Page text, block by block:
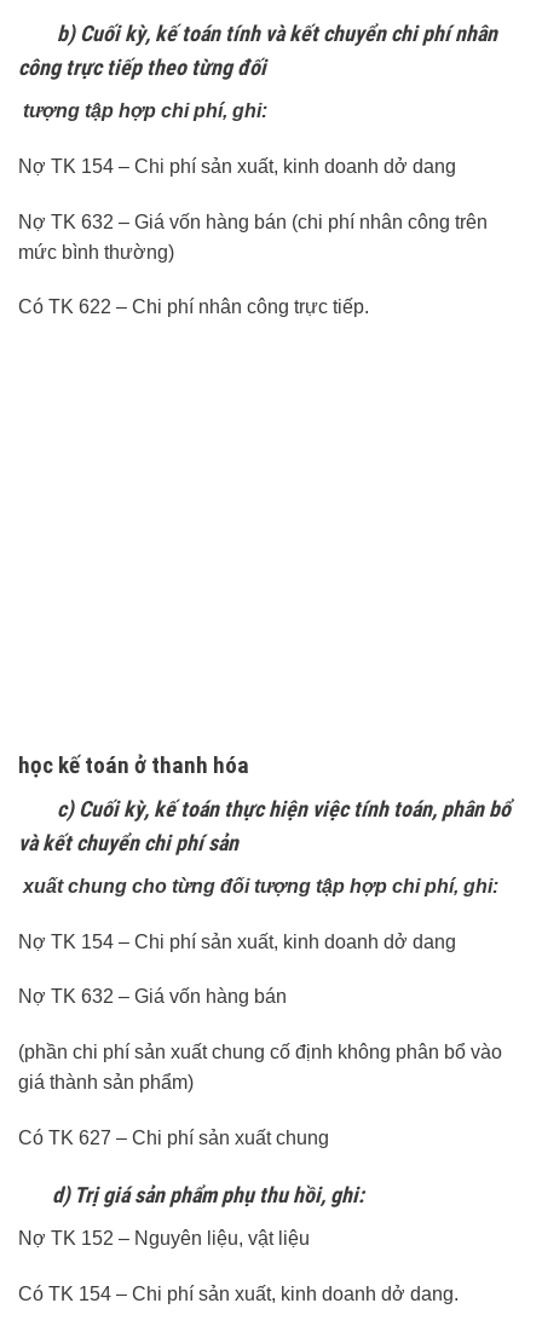
b) Cuối kỳ, kế toán tính và kết chuyển chi phí nhân
công trực tiếp theo từng đối
tượng tập hợp chi phí, ghi:
Nợ TK 154 – Chi phí sản xuất, kinh doanh dở dang
Nợ TK 632 – Giá vốn hàng bán (chi phí nhân công trên
mức bình thường)
Có TK 622 – Chi phí nhân công trực tiếp.
học kế toán ở thanh hóa
c) Cuối kỳ, kế toán thực hiện việc tính toán, phân bổ
và kết chuyển chi phí sản
xuất chung cho từng đối tượng tập hợp chi phí, ghi:
Nợ TK 154 – Chi phí sản xuất, kinh doanh dở dang
Nợ TK 632 – Giá vốn hàng bán
(phần chi phí sản xuất chung cố định không phân bổ vào
giá thành sản phẩm)
Có TK 627 – Chi phí sản xuất chung
d) Trị giá sản phẩm phụ thu hồi, ghi:
Nợ TK 152 – Nguyên liệu, vật liệu
Có TK 154 – Chi phí sản xuất, kinh doanh dở dang.